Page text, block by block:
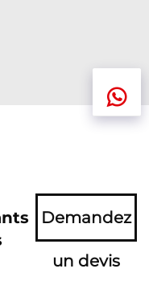
Demandez
un devis